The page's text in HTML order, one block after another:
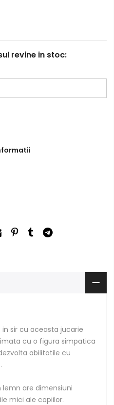
revine in stoc:
in sir cu aceasta jucarie
cu o figura simpatica
abilitatile cu
are dimensiuni
mici ale copiilor.